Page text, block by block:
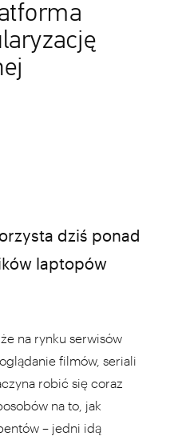
TWITTER PINTEREST
dziś ponad
laptopów
na rynku serwisów
filmów, seriali
robić się coraz
na to, jak
– jedni idą